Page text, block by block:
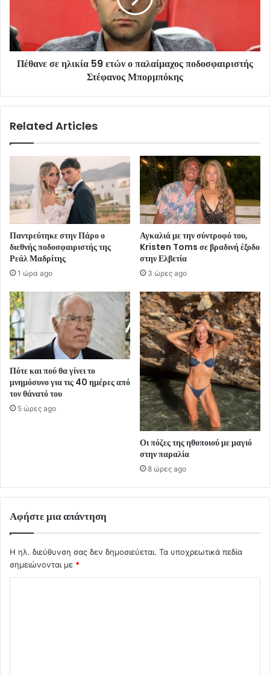
Πέθανε σε ηλικία 59 ετών ο παλαίμαχος ποδοσφαιριστής
Στέφανος Μπορμπόκης
Related Articles
Παντρεύτηκε στην Πάρο ο
διεθνής ποδοσφαιριστής της
Ρεάλ Μαδρίτης
1 ώρα ago
Αγκαλιά με την σύντροφό του,
Kristen Toms σε βραδινή έξοδο
στην Ελβετία
3 ώρες ago
Πότε και πού θα γίνει το
μνημόσυνο για τις 40 ημέρες από
τον θάνατό του
5 ώρες ago
Οι πόζες της ηθοποιού με μαγιό
στην παραλία
8 ώρες ago
Αφήστε μια απάντηση
Η ηλ. διεύθυνση σας δεν δημοσιεύεται. Τα υποχρεωτικά πεδία
σημειώνονται με *